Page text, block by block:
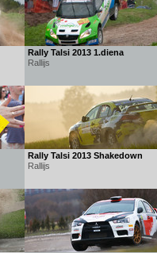
Rally Talsi 2013 1.diena
Rallijs
Rally Talsi 2013 Shakedown
Rallijs